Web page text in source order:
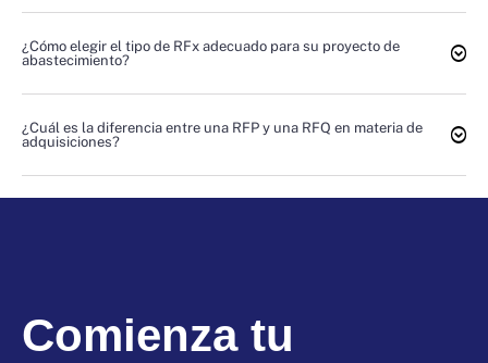
¿Cómo elegir el tipo de RFx adecuado para su proyecto de
abastecimiento?
¿Cuál es la diferencia entre una RFP y una RFQ en materia de
adquisiciones?
Comienza tu